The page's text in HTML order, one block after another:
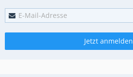
Jetzt anmelden